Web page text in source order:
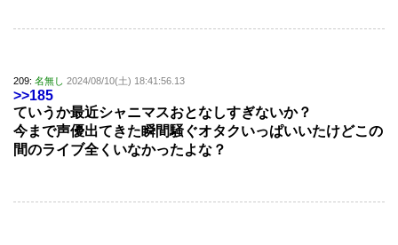
209: 名無し 2024/08/10(土) 18:41:56.13
>>185
ていうか最近シャニマスおとなしすぎないか？
今まで声優出てきた瞬間騒ぐオタクいっぱいいたけどこの
間のライブ全くいなかったよな？